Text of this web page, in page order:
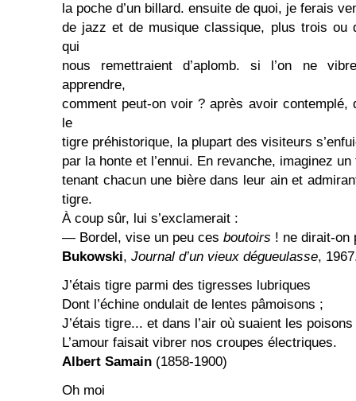
la poche d’un billard. ensuite de quoi, je ferais
de jazz et de musique classique, plus trois ou
qui
nous remettraient d’aplomb. si l’on ne
apprendre,
comment peut-on voir ? après avoir contemplé,
le
tigre préhistorique, la plupart des visiteurs
par la honte et l’ennui. En revanche, imaginez
tenant chacun une bière dans leur ain et
tigre.
À coup sûr, lui s’exclamerait :
— Bordel, vise un peu ces boutoirs ! ne dirait-on
Bukowski, Journal d’un vieux dégueulasse,
J’étais tigre parmi des tigresses lubriques
Dont l’échine ondulait de lentes pâmoisons ;
J’étais tigre... et dans l’air où suaient les poisons
L’amour faisait vibrer nos croupes électriques.
Albert Samain (1858-1900)
Oh moi